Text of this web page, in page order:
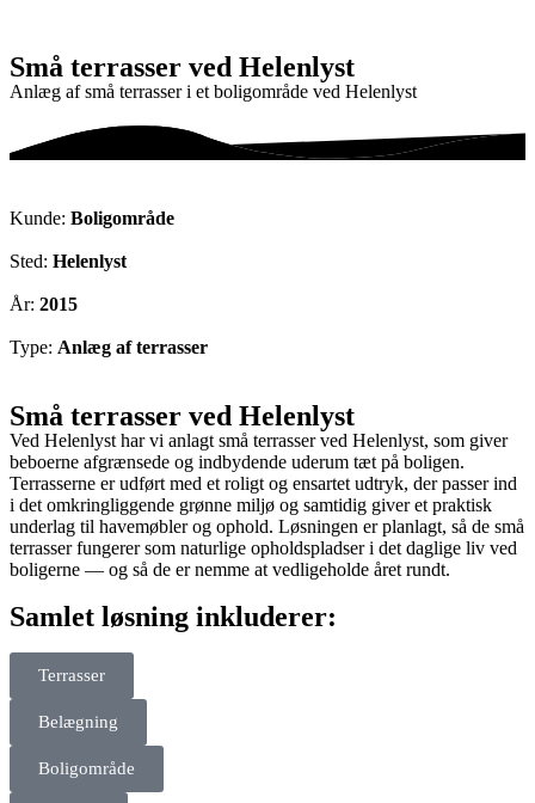
Små terrasser ved Helenlyst
Anlæg af små terrasser i et boligområde ved Helenlyst
Kunde: Boligområde
Sted: Helenlyst
År: 2015
Type: Anlæg af terrasser
Små terrasser ved Helenlyst
Ved Helenlyst har vi anlagt små terrasser ved Helenlyst, som giver
beboerne afgrænsede og indbydende uderum tæt på boligen.
Terrasserne er udført med et roligt og ensartet udtryk, der passer ind
i det omkringliggende grønne miljø og samtidig giver et praktisk
underlag til havemøbler og ophold. Løsningen er planlagt, så de små
terrasser fungerer som naturlige opholdspladser i det daglige liv ved
boligerne — og så de er nemme at vedligeholde året rundt.
Samlet løsning inkluderer:
Terrasser
Belægning
Boligområde